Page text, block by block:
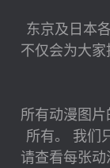
东京及日本
不仅会为大
所有动漫图
所有。 我们
请查看每张